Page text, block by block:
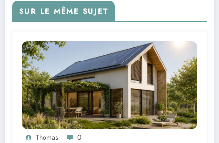
SUR LE MÊME SUJET
Thomas 0